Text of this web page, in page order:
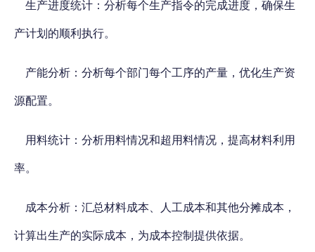
生产进度统计：分析每个生产指令的完成进度，确保生
产计划的顺利执行。
产能分析：分析每个部门每个工序的产量，优化生产资
源配置。
用料统计：分析用料情况和超用料情况，提高材料利用
率。
成本分析：汇总材料成本、人工成本和其他分摊成本，
计算出生产的实际成本，为成本控制提供依据。